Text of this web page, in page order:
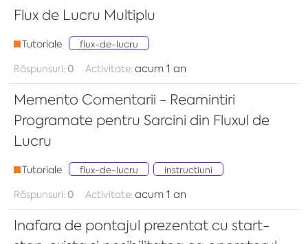
Flux de Lucru Multiplu
Tutoriale flux-de-lucru
Răspunsuri: 0 Activitate: acum 1 an
Memento Comentarii - Reamintiri
Programate pentru Sarcini din Fluxul de
Lucru
Tutoriale flux-de-lucru instructiuni
Răspunsuri: 0 Activitate: acum 1 an
Inafara de pontajul prezentat cu start-